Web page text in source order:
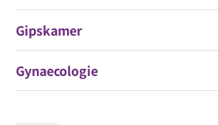
Gipskamer
Gynaecologie